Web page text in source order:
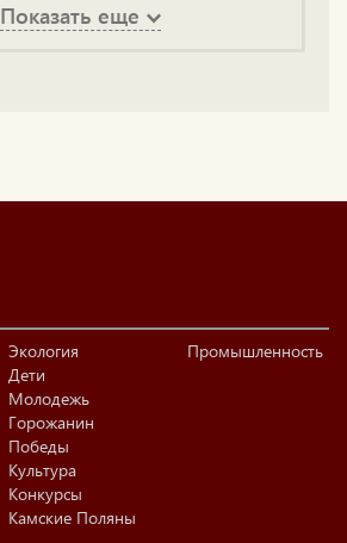
Показать еще
Экология
Дети
Молодежь
Горожанин
Победы
Культура
Конкурсы
Камские Поляны
Промышленность